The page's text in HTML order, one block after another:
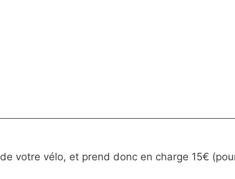
de votre vélo, et prend donc en charge 15€